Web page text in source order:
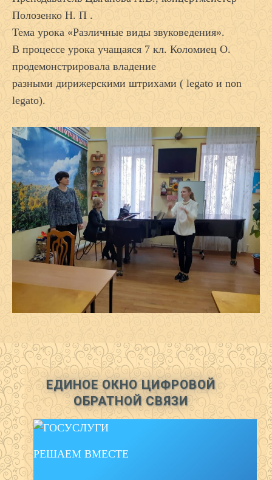
Полозенко Н. П .
Тема урока «Различные виды звуковедения».
В процессе урока учащаяся 7 кл. Коломиец О.
продемонстрировала владение
разными дирижерскими штрихами ( legato и non
legato).
ЕДИНОЕ ОКНО ЦИФРОВОЙ
ОБРАТНОЙ СВЯЗИ
РЕШАЕМ ВМЕСТЕ